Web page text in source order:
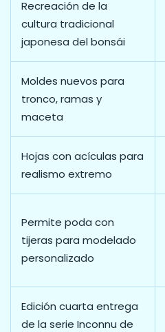
Recreación de la
cultura tradicional
japonesa del bonsái
Moldes nuevos para
tronco, ramas y
maceta
Hojas con acículas para
realismo extremo
Permite poda con
tijeras para modelado
personalizado
Edición cuarta entrega
de la serie Inconnu de